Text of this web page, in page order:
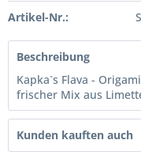
Artikel-Nr.:
Beschreibung
Kapka`s Flava -
frischer Mix aus
Kunden kauften auch